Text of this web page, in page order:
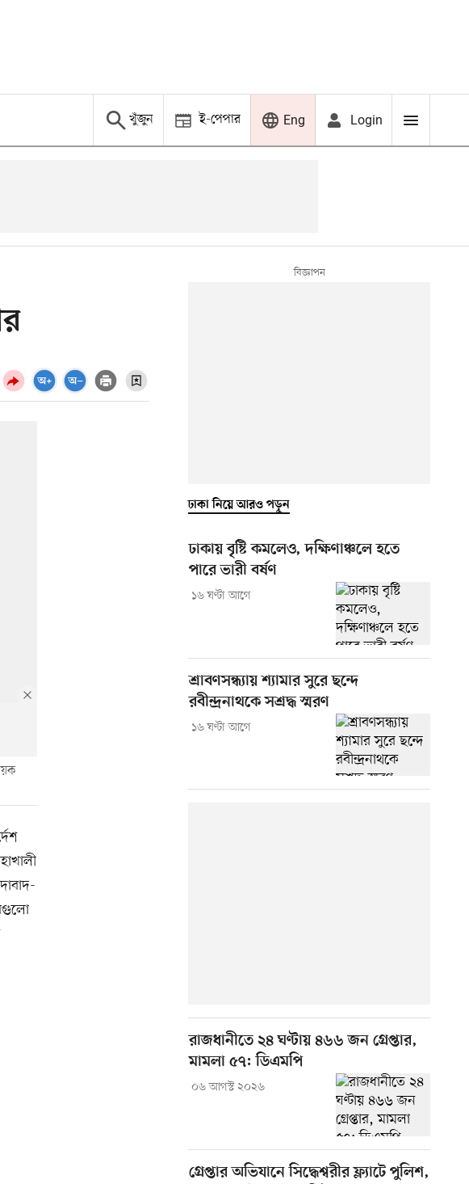
খুঁজুন ই-পেপার Eng Login
ঢাকা নিয়ে আরও পড়ুন
ঢাকায় বৃষ্টি কমলেও, দক্ষিণাঞ্চলে হতে
পারে ভারী বর্ষণ
১৬ ঘণ্টা আগে
শ্রাবণসন্ধ্যায় শ্যামার সুরে ছন্দে
রবীন্দ্রনাথকে সশ্রদ্ধ স্মরণ
১৬ ঘণ্টা আগে
রাজধানীতে ২৪ ঘণ্টায় ৪৬৬ জন গ্রেপ্তার,
মামলা ৫৭: ডিএমপি
০৬ আগস্ট ২০২৬
গ্রেপ্তার অভিযানে সিদ্ধেশ্বরীর ফ্ল্যাটে পুলিশ,